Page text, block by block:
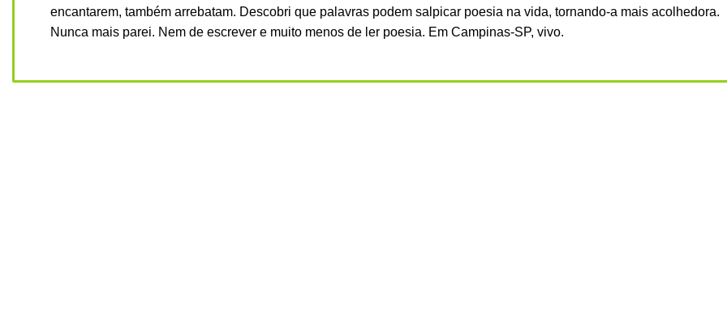
encantarem, também arrebatam. Descobri que palavras podem salpicar poesia na vida, tornando-a mais acolhedora.
Nunca mais parei. Nem de escrever e muito menos de ler poesia. Em Campinas-SP, vivo.